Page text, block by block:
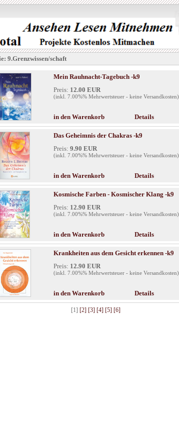
9.Grenzwissen/schaft
Mein Rauhnacht-Tagebuch -k9
Preis: 12.00 EUR
(inkl. 7.00%% Mehrwertsteuer - keine Versandkosten)
in den Warenkorb Details
Das Geheimnis der Chakras -k9
Preis: 9.90 EUR
(inkl. 7.00%% Mehrwertsteuer - keine Versandkosten)
in den Warenkorb Details
Kosmische Farben - Kosmischer Klang -k9
Preis: 12.90 EUR
(inkl. 7.00%% Mehrwertsteuer - keine Versandkosten)
in den Warenkorb Details
Krankheiten aus dem Gesicht erkennen -k9
Preis: 12.90 EUR
(inkl. 7.00%% Mehrwertsteuer - keine Versandkosten)
in den Warenkorb Details
[1] [2] [3] [4] [5] [6]